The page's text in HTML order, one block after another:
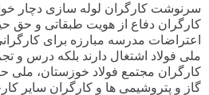
سرنوشت کارگران لوله سازی دچار
کارگران دفاع از هویت طبقاتی و حق
اعتراضات مدرسه مبارزه برای
ملی فولاد اشتغال دارند بلکه درس و
کارگران مجتمع فولاد خوزستان،
گاز و پتروشیمی ها و کارگران سایر